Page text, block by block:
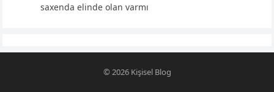
saxenda elinde olan varmı
© 2026 Kişisel Blog